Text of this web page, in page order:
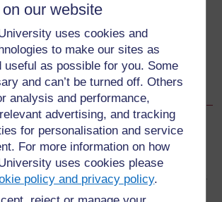
our website
uses cookies and
to make our sites as
useful as possible for you. Some
and can’t be turned off. Others
analysis and performance,
advertising, and tracking
for personalisation and service
For more information on how
uses cookies please
policy and privacy policy.
Siguiente
Siguiente
entre la nueva política y las políticas y
estructuras existentes
consulta nuestra sección de
donde quizás puedas encontrar las